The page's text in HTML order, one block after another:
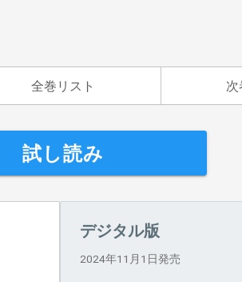
全巻リスト 次
試し読み
デジタル版
2024年11月1日発売